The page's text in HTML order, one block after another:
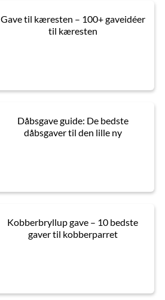
Gave til kæresten – 100+ gaveidéer
til kæresten
Dåbsgave guide: De bedste
dåbsgaver til den lille ny
Kobberbryllup gave – 10 bedste
gaver til kobberparret